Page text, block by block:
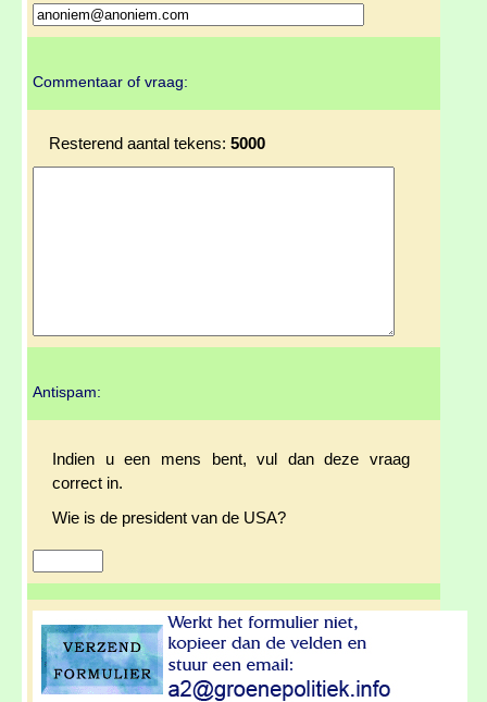
Commentaar of vraag:
Resterend aantal tekens: 5000
Antispam:
Indien u een mens bent, vul dan deze vraag
correct in.
Wie is de president van de USA?